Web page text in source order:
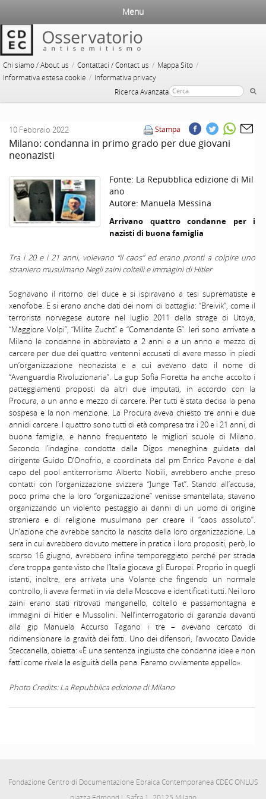
Chi siamo / About us / Contattaci / Contact us / Mappa Sito /
Informativa estesa cookie / Informativa privacy
Ricerca Avanzata
Menu
Stampa
10 Febbraio 2022
Milano: condanna in primo grado per due giovani
neonazisti
Fonte: La Repubblica edizione di Mil
ano
Autore: Manuela Messina
Arrivano quattro condanne per i
nazisti di buona famiglia
Tra i 20 e i 21 anni, volevano “il caos” ed erano pronti a colpire uno
straniero musulmano Negli zaini coltelli e immagini di Hitler
Sognavano il ritorno del duce e si ispiravano a tesi suprematiste e
xenofobe. E si erano anche dati dei nomi di battaglia: “Breivik”, come il
terrorista norvegese autore nel luglio 2011 della strage di Utoya,
“Maggiore Volpi”, “Milite Zucht” e “Comandante G”. Ieri sono arrivate a
Milano le condanne in abbreviato a 2 anni e a un anno e mezzo di
carcere per due dei quattro ventenni accusati di avere messo in piedi
un’organizzazione neonazista e a cui avevano dato il nome di
“Avanguardia Rivoluzionaria”. La gup Sofia Fioretta ha anche accolto i
patteggiamenti proposti da altri due imputati, in accordo con la
Procura, a un anno e mezzo di carcere. Per tutti è stata decisa la pena
sospesa e la non menzione. La Procura aveva chiesto tre anni e due
annidi carcere. I quattro sono tutti di età compresa tra i 20 e i 21 anni, di
buona famiglia, e hanno frequentato le migliori scuole di Milano.
Secondo l’indagine condotta dalla Digos meneghina guidata dal
dirigente Guido D’Onofrio, e coordinata dal pm Enrico Pavone e dal
capo del pool antiterrorismo Alberto Nobili, avrebbero anche preso
contatti con l’organizzazione svizzera “Junge Tat”. Stando all’accusa,
poco prima che la loro “organizzazione” venisse smantellata, stavano
organizzando un violento pestaggio ai danni di un uomo di origine
straniera e di religione musulmana per creare il “caos assoluto”.
Un’azione che avrebbe sancito la nascita della loro organizzazione. La
sera in cui avrebbero dovuto mettere in pratica i loro propositi, però, lo
scorso 16 giugno, avrebbero infine temporeggiato perché per strada
c’era troppa gente visto che l’Italia giocava gli Europei. Proprio in quegli
istanti, inoltre, era arrivata una Volante che fingendo un normale
controllo, li aveva fermati in via della Moscova e identificati tutti. Nei loro
zaini erano stati ritrovati manganello, coltello e passamontagna e
immagini di Hitler e Mussolini. Nell’interrogatorio di garanzia davanti
alla gip Manuela Accurso Tagano i tre – avevano cercato di
ridimensionare la gravità dei fatti. Uno dei difensori, l’avvocato Davide
Steccanella, obietta: «È una sentenza ingiusta che condanna idee e non
fatti come rivela la esiguità della pena. Faremo ovviamente appello».
Photo Credits: La Repubblica edizione di Milano
Fondazione Centro di Documentazione Ebraica Contemporanea CDEC ONLUS